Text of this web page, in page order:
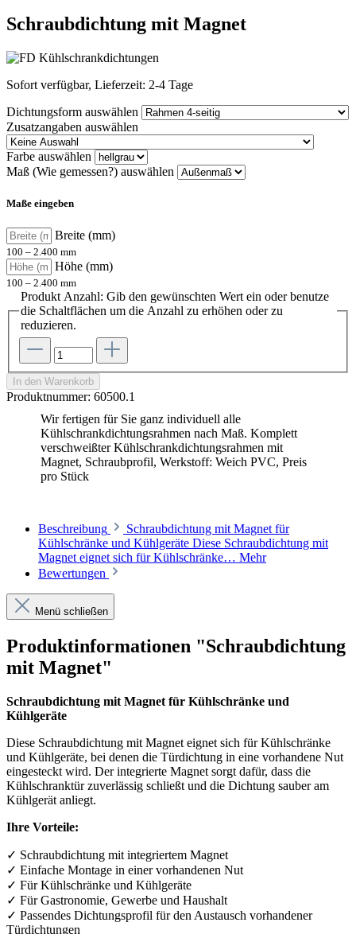
Schraubdichtung mit Magnet
Sofort verfügbar, Lieferzeit: 2-4 Tage
Dichtungsform auswählen
Zusatzangaben auswählen
Farbe auswählen
Maß (Wie gemessen?) auswählen
Maße eingeben
Breite (mm)
100 – 2.400 mm
Höhe (mm)
100 – 2.400 mm
Produkt Anzahl: Gib den gewünschten Wert ein oder benutze
die Schaltflächen um die Anzahl zu erhöhen oder zu
reduzieren.
In den Warenkorb
Produktnummer: 60500.1
Wir fertigen für Sie ganz individuell alle
Kühlschrankdichtungsrahmen nach Maß. Komplett
verschweißter Kühlschrankdichtungsrahmen mit
Magnet, Schraubprofil, Werkstoff: Weich PVC, Preis
pro Stück
Beschreibung
Schraubdichtung mit Magnet für
Kühlschränke und Kühlgeräte Diese Schraubdichtung mit
Magnet eignet sich für Kühlschränke… Mehr
Bewertungen
Menü schließen
Produktinformationen "Schraubdichtung
mit Magnet"
Schraubdichtung mit Magnet für Kühlschränke und
Kühlgeräte
Diese Schraubdichtung mit Magnet eignet sich für Kühlschränke
und Kühlgeräte, bei denen die Türdichtung in eine vorhandene Nut
eingesteckt wird. Der integrierte Magnet sorgt dafür, dass die
Kühlschranktür zuverlässig schließt und die Dichtung sauber am
Kühlgerät anliegt.
Ihre Vorteile:
✓ Schraubdichtung mit integriertem Magnet
✓ Einfache Montage in einer vorhandenen Nut
✓ Für Kühlschränke und Kühlgeräte
✓ Für Gastronomie, Gewerbe und Haushalt
✓ Passendes Dichtungsprofil für den Austausch vorhandener
Türdichtungen